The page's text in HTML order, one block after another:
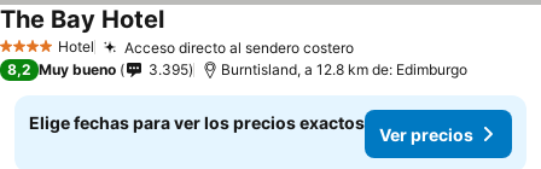
4 EstrellasHotel Acceso directo al sendero costero
The Bay Hotel
8,2 Muy bueno 3.395 Burntisland, a 12.8 km de: Edimburgo
Elige fechas para ver los precios exactos
Ver precios